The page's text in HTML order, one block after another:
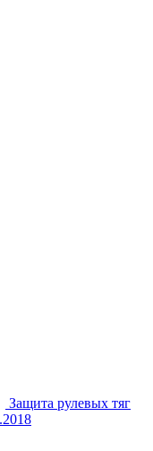
Защита рулевых тяг